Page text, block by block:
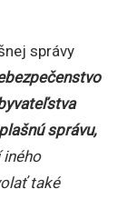
správy
správu,
také